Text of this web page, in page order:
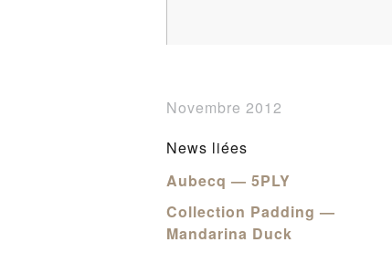
Novembre 2012
News liées
Aubecq — 5PLY
Collection Padding —
Mandarina Duck